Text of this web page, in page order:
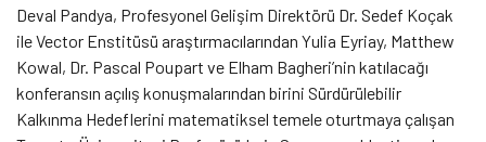
Deval Pandya, Profesyonel Gelişim Direktörü Dr. Sedef Koçak
ile Vector Enstitüsü araştırmacılarından Yulia Eyriay, Matthew
Kowal, Dr. Pascal Poupart ve Elham Bagheri’nin katılacağı
konferansın açılış konuşmalarından birini Sürdürülebilir
Kalkınma Hedeflerini matematiksel temele oturtmaya çalışan